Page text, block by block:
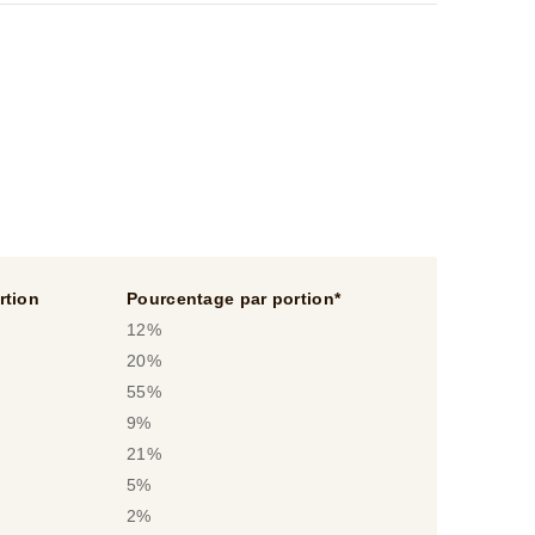
Pourcentage par portion*
12%
20%
55%
9%
21%
5%
2%